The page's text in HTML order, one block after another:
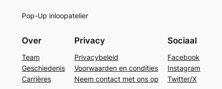
Pop-Up inloopatelier
Over
Team
Geschiedenis
Carrières
Privacy
Privacybeleid
Voorwaarden en condities
Neem contact met ons op
Sociaal
Facebook
Instagram
Twitter/X